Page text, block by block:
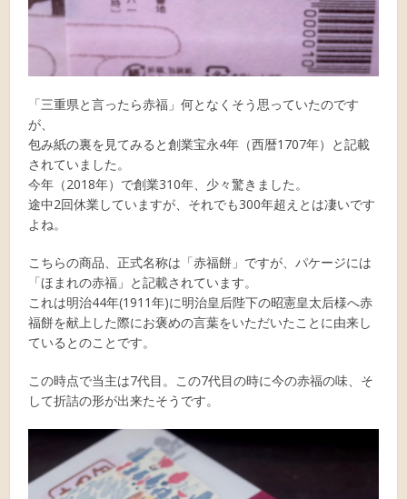
「三重県と言ったら赤福」何となくそう思っていたのです
が、
包み紙の裏を見てみると創業宝永4年（西暦1707年）と記載
されていました。
今年（2018年）で創業310年、少々驚きました。
途中2回休業していますが、それでも300年超えとは凄いです
よね。
こちらの商品、正式名称は「赤福餅」ですが、パケージには
「ほまれの赤福」と記載されています。
これは明治44年(1911年)に明治皇后陛下の昭憲皇太后様へ赤
福餅を献上した際にお褒めの言葉をいただいたことに由来し
ているとのことです。
この時点で当主は7代目。この7代目の時に今の赤福の味、そ
して折詰の形が出来たそうです。